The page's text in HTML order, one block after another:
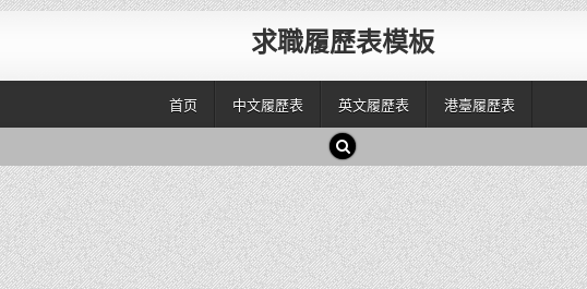
求職履歷表模板
首页 中文履歷表 英文履歷表 港臺履歷表